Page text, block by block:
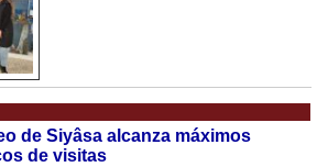
de Siyâsa alcanza máximos
de visitas